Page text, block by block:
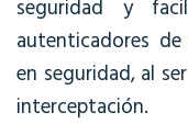
seguridad y
autenticadores
en seguridad, al
interceptación.